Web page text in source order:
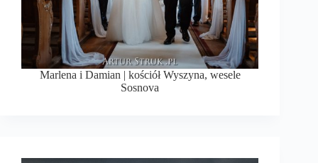
Marlena i Damian | kościół Wyszyna, wesele
Sosnova